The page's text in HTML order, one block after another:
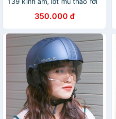
350.000 đ